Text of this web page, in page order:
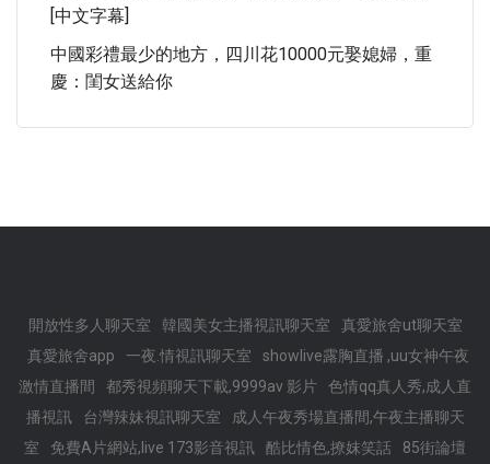
[中文字幕]
中國彩禮最少的地方，四川花10000元娶媳婦，重
慶：閨女送給你
開放性多人聊天室 韓國美女主播視訊聊天室
真愛旅舍ut聊天室
真愛旅舍app
一夜.情視訊聊天室
showlive露胸直播 ,uu女神午夜
激情直播間
都秀視頻聊天下載,9999av 影片
色情qq真人秀,成人直
播視訊
台灣辣妹視訊聊天室
成人午夜秀場直播間,午夜主播聊天
室
免費A片網站,live 173影音視訊 酷比情色,撩妺笑話
85街論壇